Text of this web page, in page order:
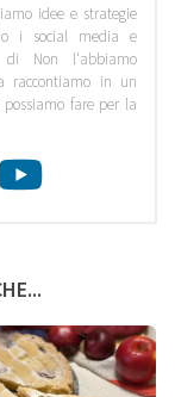
idee e strategie
i social media e
di Non l'abbiamo
raccontiamo in un
fare per la